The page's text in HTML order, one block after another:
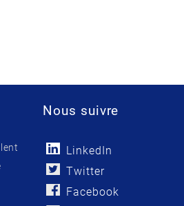
Nous suivre
LinkedIn
Twitter
Facebook